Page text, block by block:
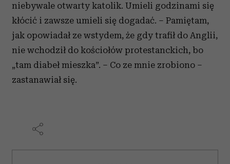
niebywale otwarty katolik. Umieli godzinami się
kłócić i zawsze umieli się dogadać. – Pamiętam,
jak opowiadał ze wstydem, że gdy trafił do Anglii,
nie wchodził do kościołów protestanckich, bo
„tam diabeł mieszka”. – Co ze mnie zrobiono –
zastanawiał się.